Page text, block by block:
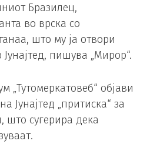
Бразилец,
во врска со
што му ја отвори
пишува „Мирор“.
„Тутомеркатовеб“ објави
Јунајтед „притиска“ за
што сугерира дека